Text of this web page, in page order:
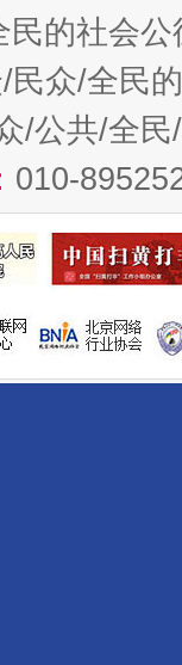
的社会公
民众/全民
/公共/全
010-